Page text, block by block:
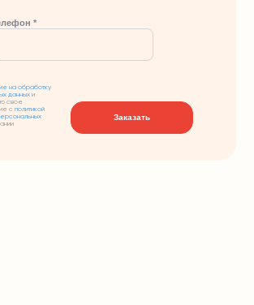
*
на обработку
данных и
свое
сполитикой
Заказать